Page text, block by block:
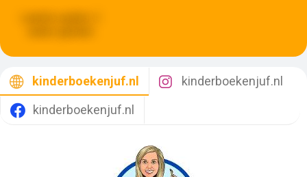
kinderboekenjuf.nl
kinderboekenjuf.nl
kinderboekenjuf.nl